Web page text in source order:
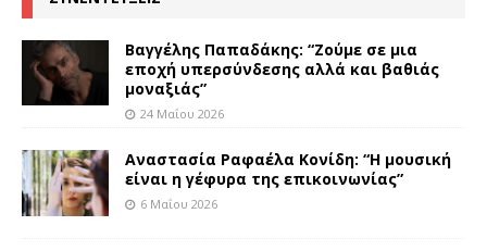
Βαγγέλης Παπαδάκης: “Ζούμε σε μια
εποχή υπερσύνδεσης αλλά και βαθιάς
μοναξιάς”
24 Μαΐου 2026
Αναστασία Ραφαέλα Κονίδη: “Η μουσική
είναι η γέφυρα της επικοινωνίας”
6 Μαΐου 2026